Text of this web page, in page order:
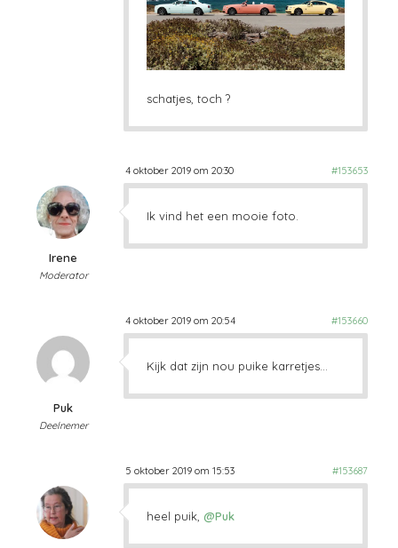
schatjes, toch ?
4 oktober 2019 om 20:30 #153653
Irene
Moderator
Ik vind het een mooie foto.
4 oktober 2019 om 20:54 #153660
Puk
Deelnemer
Kijk dat zijn nou puike karretjes…
5 oktober 2019 om 15:53 #153687
heel puik, @Puk